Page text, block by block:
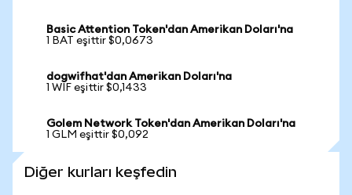
Basic Attention Token'dan Amerikan Doları'na
1 BAT eşittir $0,0673
dogwifhat'dan Amerikan Doları'na
1 WIF eşittir $0,1433
Golem Network Token'dan Amerikan Doları'na
1 GLM eşittir $0,092
Diğer kurları keşfedin